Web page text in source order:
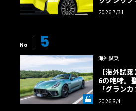
超の勝算【
2026 7/31
No 5
海外試乗
【海外試
6の咆哮。
「グラン
ロフェオ3
LANT LAB》
2026 8/4